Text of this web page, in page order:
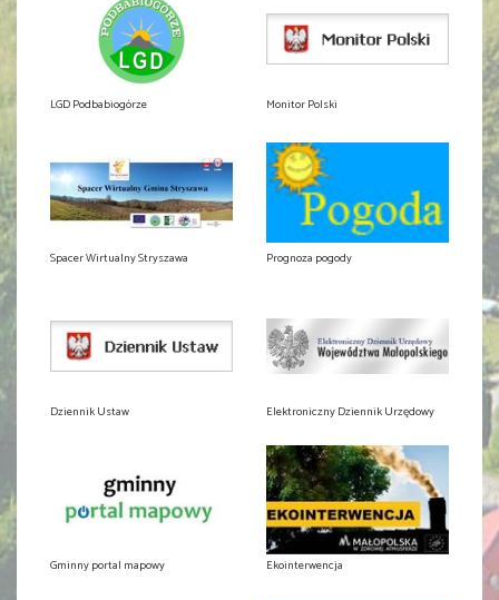
LGD Podbabiogórze Monitor Polski
Spacer Wirtualny Stryszawa Prognoza pogody
Dziennik Ustaw Elektroniczny Dziennik Urzędowy
Gminny portal mapowy Ekointerwencja